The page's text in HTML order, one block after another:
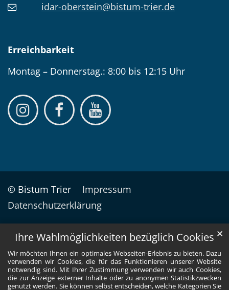
Ihre Wahlmöglichkeiten bezüglich Cookies
Wir möchten Ihnen ein optimales Webseiten-Erlebnis zu bieten. Dazu
verwenden wir Cookies, die für das Funktionieren unserer Website
notwendig sind. Mit Ihrer Zustimmung verwenden wir auch Cookies,
die zur Anzeige externer Inhalte oder zu anonymen Statistikzwecken
genutzt werden. Sie können selbst entscheiden, welche Kategorien Sie
✕
idar-oberstein@bistum-trier.de
Erreichbarkeit
Montag – Donnerstag.: 8:00 bis 12:15 Uhr
© Bistum Trier
Impressum
Datenschutzerklärung